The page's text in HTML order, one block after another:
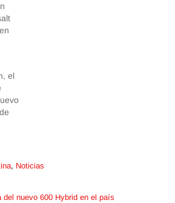
el
, Noticias
del nuevo 600 Hybrid en el país